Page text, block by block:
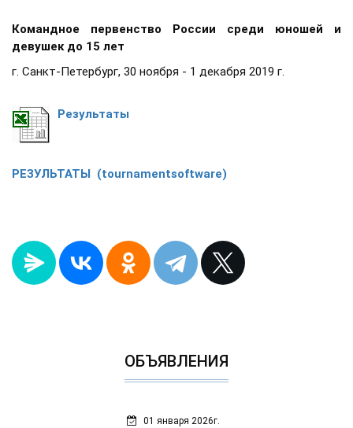
Командное первенство России среди юношей и
девушек до 15 лет
г. Санкт-Петербург, 30 ноября - 1 декабря 2019 г.
Результаты
РЕЗУЛЬТАТЫ (tournamentsoftware)
ОБЪЯВЛЕНИЯ
01 января 2026г.